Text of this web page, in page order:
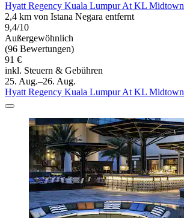
Hyatt Regency Kuala Lumpur At KL Midtown
2,4 km von Istana Negara entfernt
9,4/10
Außergewöhnlich
(96 Bewertungen)
91 €
inkl. Steuern & Gebühren
25. Aug.–26. Aug.
Hyatt Regency Kuala Lumpur At KL Midtown